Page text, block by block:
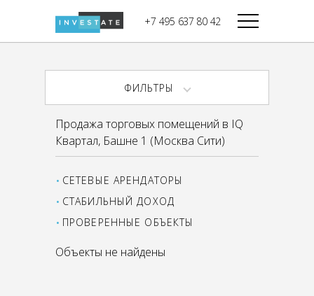
+7 495 637 80 42
Дикси
Магнолия
В башне
Запад
Башня Федерация-I
Восток
Город Столиц,
Северный блок
Южный блок
ФИЛЬТРЫ
Продажа торговых помещений в IQ
Квартал, Башне 1 (Москва Сити)
СЕТЕВЫЕ АРЕНДАТОРЫ
СТАБИЛЬНЫЙ ДОХОД
ПРОВЕРЕННЫЕ ОБЪЕКТЫ
Объекты не найдены